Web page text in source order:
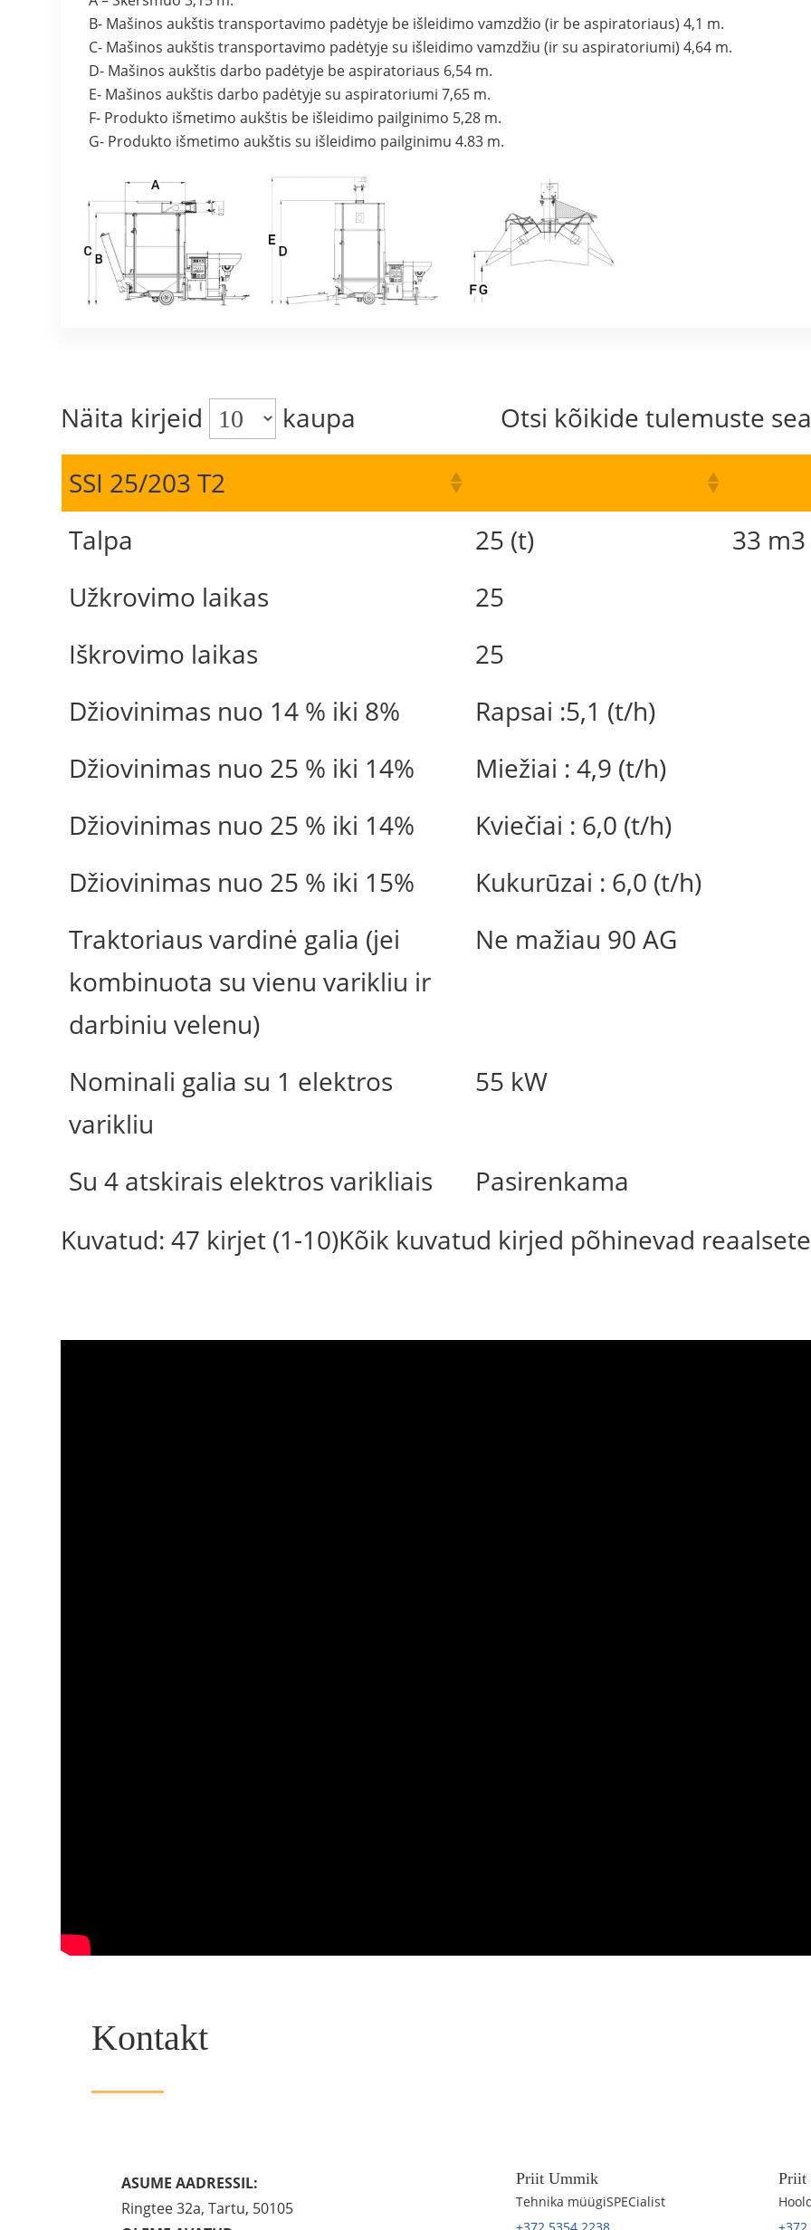
B- Mašinos aukštis transportavimo padėtyje be išleidimo vamzdžio (ir be aspiratoriaus) 4,1 m.
C- Mašinos aukštis transportavimo padėtyje su išleidimo vamzdžiu (ir su aspiratoriumi) 4,64 m.
D- Mašinos aukštis darbo padėtyje be aspiratoriaus 6,54 m.
E- Mašinos aukštis darbo padėtyje su aspiratoriumi 7,65 m.
F- Produkto išmetimo aukštis be išleidimo pailginimo 5,28 m.
G- Produkto išmetimo aukštis su išleidimo pailginimu 4.83 m.
Näita kirjeid kaupa
Otsi kõikide tulemuste
SSI 25/203 T2
Talpa
25 (t)
33 m3
Užkrovimo laikas
25
Iškrovimo laikas
25
Džiovinimas nuo 14 % iki 8%
Rapsai :5,1 (t/h)
Džiovinimas nuo 25 % iki 14%
Miežiai : 4,9 (t/h)
Džiovinimas nuo 25 % iki 14%
Kviečiai : 6,0 (t/h)
Džiovinimas nuo 25 % iki 15%
Kukurūzai : 6,0 (t/h)
Traktoriaus vardinė galia (jei
kombinuota su vienu varikliu ir
darbiniu velenu)
Ne mažiau 90 AG
Nominali galia su 1 elektros
varikliu
55 kW
Su 4 atskirais elektros varikliais
Pasirenkama
Kuvatud: 47 kirjet (1-10)Kõik kuvatud kirjed põhinevad
Kontakt
ASUME AADRESSIL:
Ringtee 32a, Tartu, 50105
Priit Ummik
Tehnika müügiSPECialist
Priit